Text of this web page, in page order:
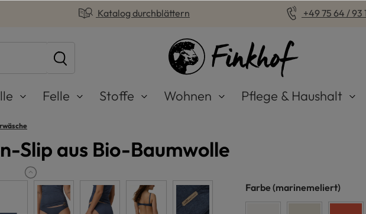
Katalog durchblättern +49 75 64 / 93
Felle Stoffe Wohnen Pflege & Haushalt
Slip aus Bio-Baumwolle
Farbe auswählen
(marinemeliert)